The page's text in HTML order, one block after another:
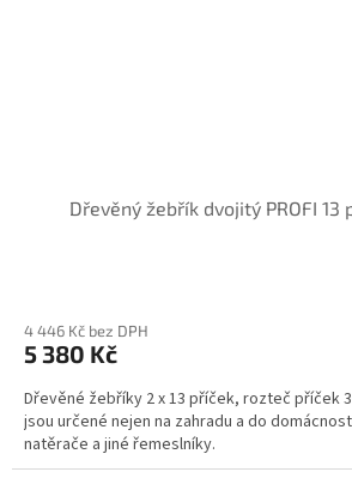
Dřevěný žebřík dvojitý PROFI 13
4 446 Kč bez DPH
5 380 Kč
Dřevěné žebříky 2 x 13 příček, rozteč příček
jsou určené nejen na zahradu a do
natěrače a jiné řemeslníky.